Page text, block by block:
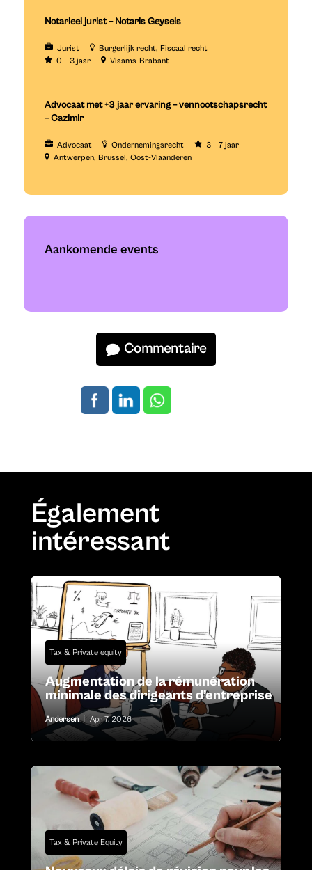
Notarieel jurist – Notaris Geysels
Jurist Burgerlijk recht
Fiscaal recht
0 – 3 jaar
Vlaams-Brabant
Advocaat met +3 jaar ervaring – vennootschapsrecht
– Cazimir
Advocaat Ondernemingsrecht
3 – 7 jaar
Antwerpen
Brussel Oost-Vlaanderen
Aankomende events
Commentaire
Également
intéressant
Tax & Private equity
Augmentation de la rémunération
minimale des dirigeants d’entreprise
Andersen | Apr 7, 2026
Tax & Private Equity